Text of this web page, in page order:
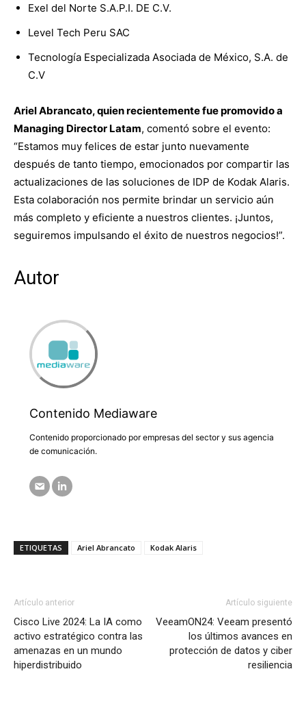
Exel del Norte S.A.P.I. DE C.V.
Level Tech Peru SAC
Tecnología Especializada Asociada de México, S.A. de
C.V
Ariel Abrancato, quien recientemente fue promovido a
Managing Director Latam, comentó sobre el evento:
“Estamos muy felices de estar junto nuevamente
después de tanto tiempo, emocionados por compartir las
actualizaciones de las soluciones de IDP de Kodak Alaris.
Esta colaboración nos permite brindar un servicio aún
más completo y eficiente a nuestros clientes. ¡Juntos,
seguiremos impulsando el éxito de nuestros negocios!”.
Autor
Contenido Mediaware
Contenido proporcionado por empresas del sector y sus agencia
de comunicación.
ETIQUETAS Ariel Abrancato Kodak Alaris
Artículo anterior
Cisco Live 2024: La IA como
activo estratégico contra las
amenazas en un mundo
hiperdistribuido
Artículo siguiente
VeeamON24: Veeam presentó
los últimos avances en
protección de datos y ciber
resiliencia